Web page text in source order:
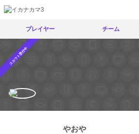
プレイヤー チーム
スカウト受付中
やおや